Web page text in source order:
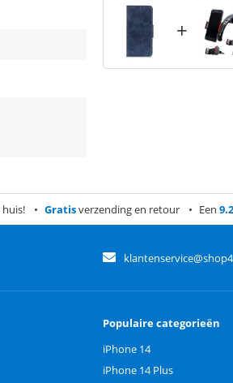
+
huis! Gratisverzending en retour Een 9.2
Populaire categorieën
iPhone 14
iPhone 14 Plus